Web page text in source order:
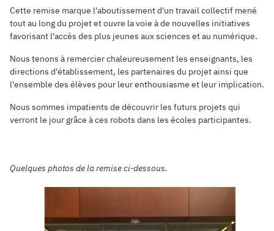
Cette remise marque l'aboutissement d'un travail collectif mené
tout au long du projet et ouvre la voie à de nouvelles initiatives
favorisant l'accès des plus jeunes aux sciences et au numérique.
Nous tenons à remercier chaleureusement les enseignants, les
directions d'établissement, les partenaires du projet ainsi que
l'ensemble des élèves pour leur enthousiasme et leur implication.
Nous sommes impatients de découvrir les futurs projets qui
verront le jour grâce à ces robots dans les écoles participantes.
Quelques photos de la remise ci-dessous.